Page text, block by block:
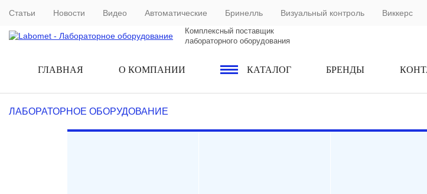
Статьи Новости Видео Автоматические Бринелль Визуальный контроль Виккерс
Комплексный поставщик
лабораторного оборудования
ГЛАВНАЯ О КОМПАНИИ КАТАЛОГ БРЕНДЫ
ЛАБОРАТОРНОЕ ОБОРУДОВАНИЕ